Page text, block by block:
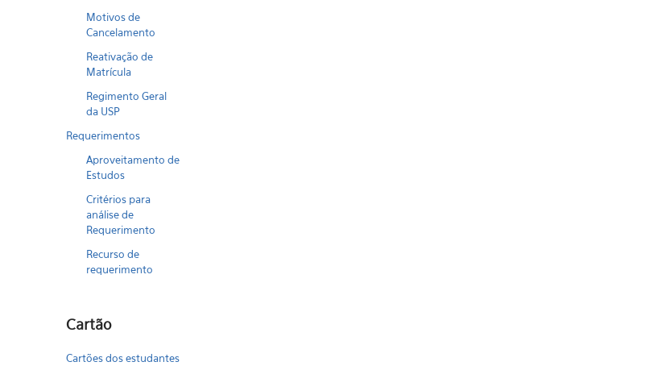
Motivos de
Cancelamento
Reativação de
Matrícula
Regimento Geral
da USP
Requerimentos
Aproveitamento de
Estudos
Critérios para
análise de
Requerimento
Recurso de
requerimento
Cartão
Cartões dos estudantes